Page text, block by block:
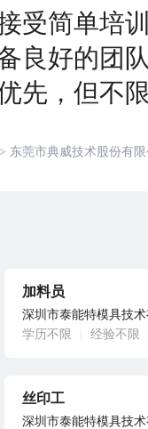
受简单培
良好的团
先，但不
> 东莞市典威技术股份有
加料员
深圳市泰能特模具技
学历不限
经验不限
丝印工
深圳市泰能特模具技